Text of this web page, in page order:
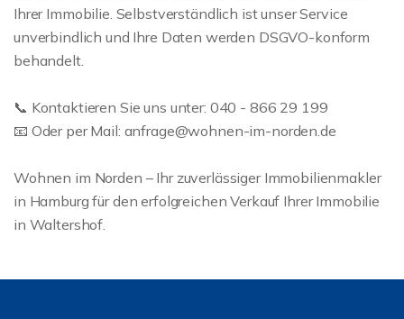
Ihrer Immobilie. Selbstverständlich ist unser Service
unverbindlich und Ihre Daten werden DSGVO-konform
behandelt.
📞 Kontaktieren Sie uns unter: 040 - 866 29 199
📧 Oder per Mail: anfrage@wohnen-im-norden.de
Wohnen im Norden – Ihr zuverlässiger Immobilienmakler
in Hamburg für den erfolgreichen Verkauf Ihrer Immobilie
in Waltershof.